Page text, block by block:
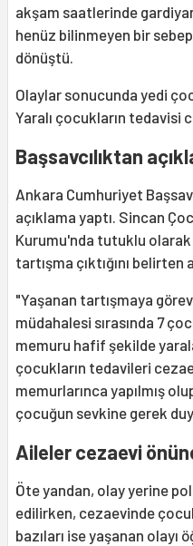
akşam saatlerinde
henüz bilinmeyen bir
dönüştü.
Olaylar sonucunda yedi
Yaralı çocukların tedavisi
Başsavcılıktan
Ankara Cumhuriyet
açıklama yaptı. Sincan
Kurumu'nda tutuklu
tartışma çıktığını
"Yaşanan tartışmaya
müdahalesi sırasında 7
memuru hafif şekilde
çocukların tedavileri
memurlarınca yapılmış
çocuğun sevkine gerek
Aileler cezaevi
Öte yandan, olay yerine
edilirken, cezaevinde
bazıları ise yaşanan olayı